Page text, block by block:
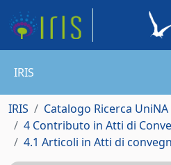
IRIS
IRIS
Catalogo Ricerca UniNA
4 Contributo in Atti di
4.1 Articoli in Atti di